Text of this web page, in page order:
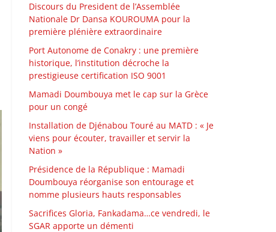
Discours du President de l’Assemblée
Nationale Dr Dansa KOUROUMA pour la
première plénière extraordinaire
Port Autonome de Conakry : une première
historique, l’institution décroche la
prestigieuse certification ISO 9001
Mamadi Doumbouya met le cap sur la Grèce
pour un congé
Installation de Djénabou Touré au MATD : « Je
viens pour écouter, travailler et servir la
Nation »
Présidence de la République : Mamadi
Doumbouya réorganise son entourage et
nomme plusieurs hauts responsables
Sacrifices Gloria, Fankadama…ce vendredi, le
SGAR apporte un démenti